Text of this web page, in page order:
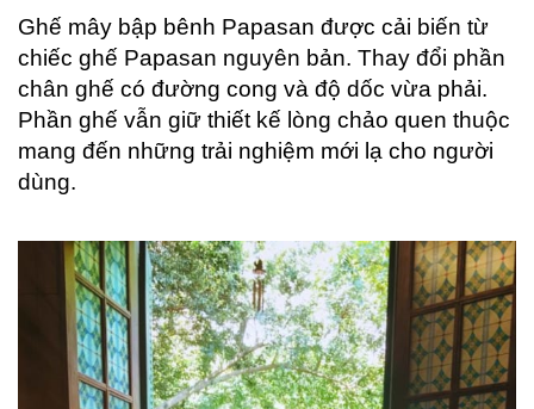
Ghế mây bập bênh Papasan được cải biến từ
chiếc ghế Papasan nguyên bản. Thay đổi phần
chân ghế có đường cong và độ dốc vừa phải.
Phần ghế vẫn giữ thiết kế lòng chảo quen thuộc
mang đến những trải nghiệm mới lạ cho người
dùng.